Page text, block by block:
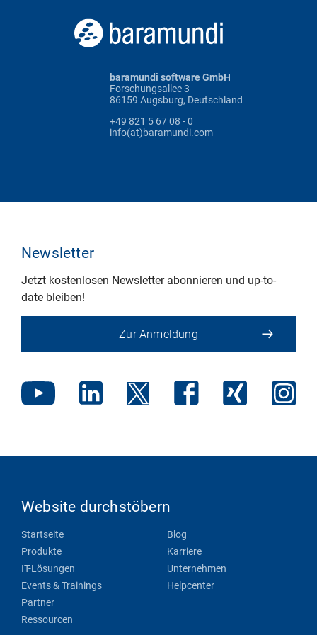
baramundi software GmbH
Forschungsallee 3
86159 Augsburg, Deutschland
+49 821 5 67 08 - 0
info(at)baramundi.com
Newsletter
Jetzt kostenlosen Newsletter abonnieren und up-to-
date bleiben!
Zur Anmeldung
Website durchstöbern
Startseite
Produkte
IT-Lösungen
Events & Trainings
Partner
Ressourcen
Blog
Karriere
Unternehmen
Helpcenter